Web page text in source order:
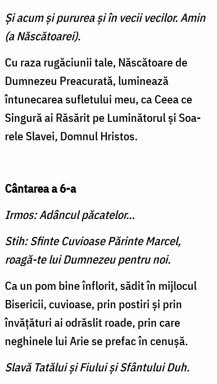
Şi acum şi pururea şi în vecii vecilor. Amin
(a Născătoarei).
Cu raza rugăciunii tale, Năs­cătoare de
Dumnezeu Preacurată, luminează
întunecarea sufletu­lui meu, ca Ceea ce
Singură ai Răsărit pe Luminătorul şi Soa­
rele Slavei, Domnul Hristos.
Cântarea a 6-a
Irmos: Adâncul păcatelor...
Stih: Sfinte Cuvioase Părinte Marcel,
roagă-te lui Dumnezeu pentru noi.
Ca un pom bine înflorit, sădit în mijlocul
Biseri­cii, cuvioase, prin postiri şi prin
învăţături ai odrăslit roade, prin care
neghinele lui Arie se prefac în cenuşă.
Slavă Tatălui şi Fiului şi Sfântului Duh.